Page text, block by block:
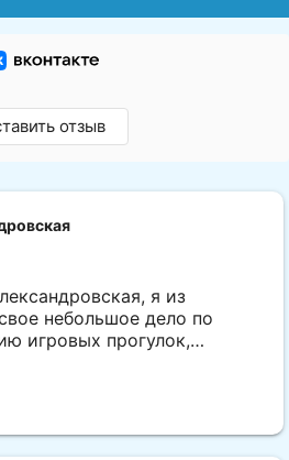
отзыв
я из
небольшое дело по
игровых прогулок,
на сплочение, и
Я долгое время была
с подачи Вадима